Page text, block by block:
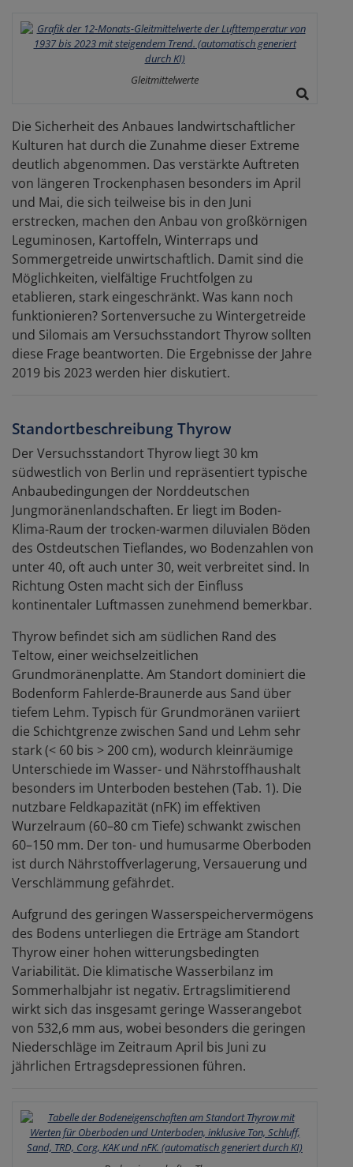
Gleitmittelwerte
Die Sicherheit des Anbaues landwirtschaftlicher
Kulturen hat durch die Zunahme dieser Extreme
deutlich abgenommen. Das verstärkte Auftreten
von längeren Trockenphasen besonders im April
und Mai, die sich teilweise bis in den Juni
erstrecken, machen den Anbau von großkörnigen
Leguminosen, Kartoffeln, Winterraps und
Sommergetreide unwirtschaftlich. Damit sind die
Möglichkeiten, vielfältige Fruchtfolgen zu
etablieren, stark eingeschränkt. Was kann noch
funktionieren? Sortenversuche zu Wintergetreide
und Silomais am Versuchsstandort Thyrow sollten
diese Frage beantworten. Die Ergebnisse der Jahre
2019 bis 2023 werden hier diskutiert.
Standortbeschreibung Thyrow
Der Versuchsstandort Thyrow liegt 30 km
südwestlich von Berlin und repräsentiert typische
Anbaubedingungen der Norddeutschen
Jungmoränenlandschaften. Er liegt im Boden-
Klima-Raum der trocken-warmen diluvialen Böden
des Ostdeutschen Tieflandes, wo Bodenzahlen von
unter 40, oft auch unter 30, weit verbreitet sind. In
Richtung Osten macht sich der Einfluss
kontinentaler Luftmassen zunehmend bemerkbar.
Thyrow befindet sich am südlichen Rand des
Teltow, einer weichselzeitlichen
Grundmoränenplatte. Am Standort dominiert die
Bodenform Fahlerde-Braunerde aus Sand über
tiefem Lehm. Typisch für Grundmoränen variiert
die Schichtgrenze zwischen Sand und Lehm sehr
stark (< 60 bis > 200 cm), wodurch kleinräumige
Unterschiede im Wasser- und Nährstoffhaushalt
besonders im Unterboden bestehen (Tab. 1). Die
nutzbare Feldkapazität (nFK) im effektiven
Wurzelraum (60–80 cm Tiefe) schwankt zwischen
60–150 mm. Der ton- und humusarme Oberboden
ist durch Nährstoffverlagerung, Versauerung und
Verschlämmung gefährdet.
Aufgrund des geringen Wasserspeichervermögens
des Bodens unterliegen die Erträge am Standort
Thyrow einer hohen witterungsbedingten
Variabilität. Die klimatische Wasserbilanz im
Sommerhalbjahr ist negativ. Ertragslimitierend
wirkt sich das insgesamt geringe Wasserangebot
von 532,6 mm aus, wobei besonders die geringen
Niederschläge im Zeitraum April bis Juni zu
jährlichen Ertragsdepressionen führen.